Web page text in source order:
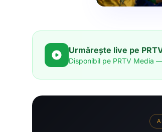
Urmărește live pe
Disponibil pe PRTV Media